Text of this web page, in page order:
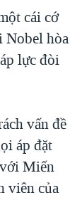
MỸ
cái cớ
Nobel hòa
lực đòi
vấn đề
áp đặt
Miến
viên của